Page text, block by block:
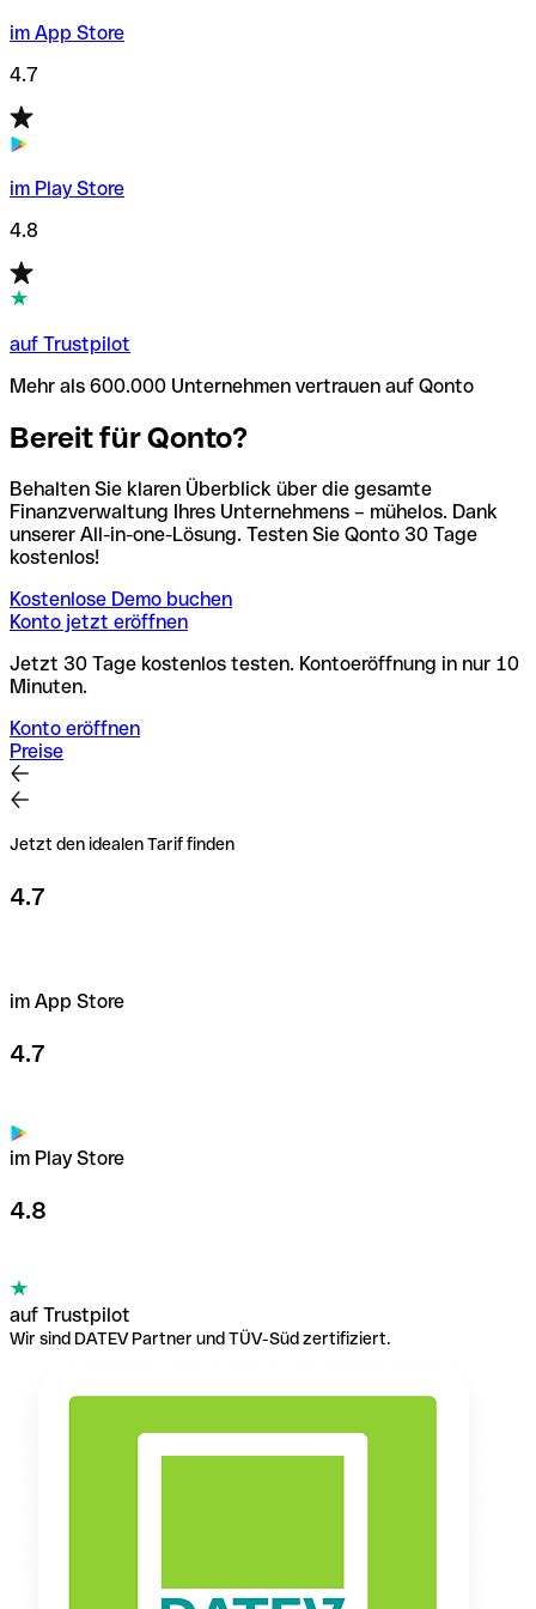
im App Store
4.7
im Play Store
4.8
auf Trustpilot
Mehr als 600.000 Unternehmen vertrauen auf Qonto
Bereit für Qonto?
Behalten Sie klaren Überblick über die gesamte
Finanzverwaltung Ihres Unternehmens – mühelos. Dank
unserer All-in-one-Lösung. Testen Sie Qonto 30 Tage
kostenlos!
Kostenlose Demo buchen
Konto jetzt eröffnen
Jetzt 30 Tage kostenlos testen. Kontoeröffnung in nur 10
Minuten.
Konto eröffnen
Preise
Jetzt den idealen Tarif finden
4.7
im App Store
4.7
im Play Store
4.8
auf Trustpilot
Wir sind DATEV Partner und TÜV-Süd zertifiziert.